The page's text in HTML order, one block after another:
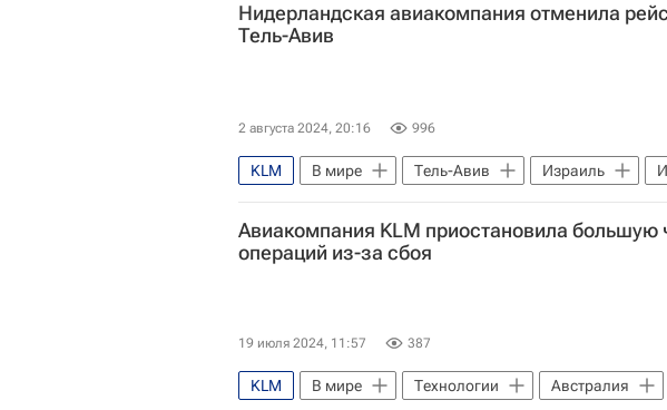
Нидерландская авиакомпания отменила
Тель-Авив
2 августа 2024, 20:16 996
KLM В мире Тель-Авив Израиль
Lufthansa
Обострение палестино-израильского
Авиакомпания KLM приостановила большую
операций из-за сбоя
19 июля 2024, 11:57 387
KLM В мире Технологии Австралия